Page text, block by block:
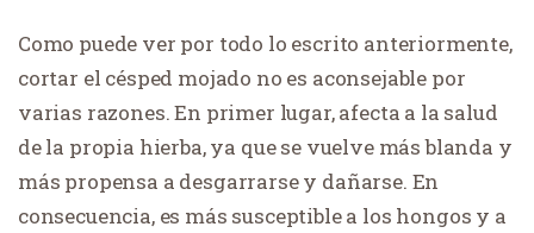
Como puede ver por todo lo escrito anteriormente,
cortar el césped mojado no es aconsejable por
varias razones. En primer lugar, afecta a la salud
de la propia hierba, ya que se vuelve más blanda y
más propensa a desgarrarse y dañarse. En
consecuencia, es más susceptible a los hongos y a